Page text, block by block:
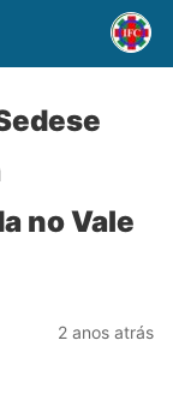
no Vale
2 anos atrás